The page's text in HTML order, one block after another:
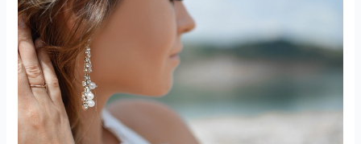
des
élèves